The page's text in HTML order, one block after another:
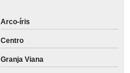
Arco-íris
Centro
Granja Viana